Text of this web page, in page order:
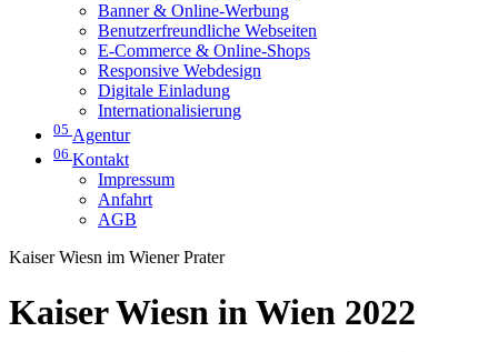
Banner & Online-Werbung
Benutzerfreundliche Webseiten
E-Commerce & Online-Shops
Responsive Webdesign
Digitale Einladung
Internationalisierung
05 Agentur
06 Kontakt
Impressum
Anfahrt
AGB
Kaiser Wiesn im Wiener Prater
Kaiser Wiesn in Wien 2022